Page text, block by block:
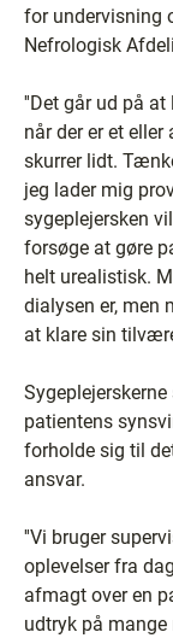
for undervisning
Nefrologisk
''Det går ud på
når der er et
skurrer lidt.
jeg lader mig
sygeplejersken
forsøge at gøre
helt urealistisk.
dialysen er, men
at klare sin
patientens
forholde sig til
ansvar.
''Vi bruger
oplevelser fra
afmagt over en
udtryk på